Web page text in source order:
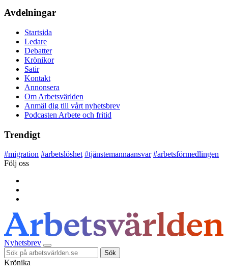
Avdelningar
Startsida
Ledare
Debatter
Krönikor
Satir
Kontakt
Annonsera
Om Arbetsvärlden
Anmäl dig till vårt nyhetsbrev
Podcasten Arbete och fritid
Trendigt
#migration #arbetslöshet #tjänstemannaansvar #arbetsförmedlingen
Följ oss
Nyhetsbrev
Sök
Krönika